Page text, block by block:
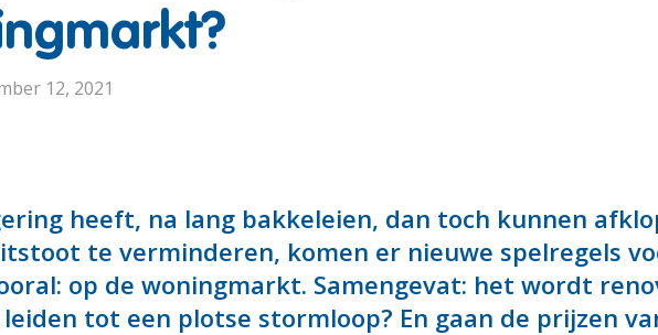
12, 2021
heeft, na lang bakkeleien, dan toch kunnen
te verminderen, komen er nieuwe spelregels
op de woningmarkt. Samengevat: het wordt
tot een plotse stormloop? En gaan de prijzen